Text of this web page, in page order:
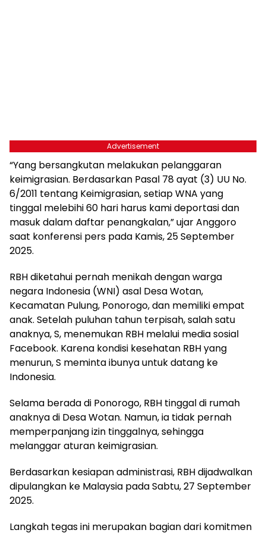
Advertisement
“Yang bersangkutan melakukan pelanggaran
keimigrasian. Berdasarkan Pasal 78 ayat (3) UU No.
6/2011 tentang Keimigrasian, setiap WNA yang
tinggal melebihi 60 hari harus kami deportasi dan
masuk dalam daftar penangkalan,” ujar Anggoro
saat konferensi pers pada Kamis, 25 September
2025.
RBH diketahui pernah menikah dengan warga
negara Indonesia (WNI) asal Desa Wotan,
Kecamatan Pulung, Ponorogo, dan memiliki empat
anak. Setelah puluhan tahun terpisah, salah satu
anaknya, S, menemukan RBH melalui media sosial
Facebook. Karena kondisi kesehatan RBH yang
menurun, S meminta ibunya untuk datang ke
Indonesia.
Selama berada di Ponorogo, RBH tinggal di rumah
anaknya di Desa Wotan. Namun, ia tidak pernah
memperpanjang izin tinggalnya, sehingga
melanggar aturan keimigrasian.
Berdasarkan kesiapan administrasi, RBH dijadwalkan
dipulangkan ke Malaysia pada Sabtu, 27 September
2025.
Langkah tegas ini merupakan bagian dari komitmen